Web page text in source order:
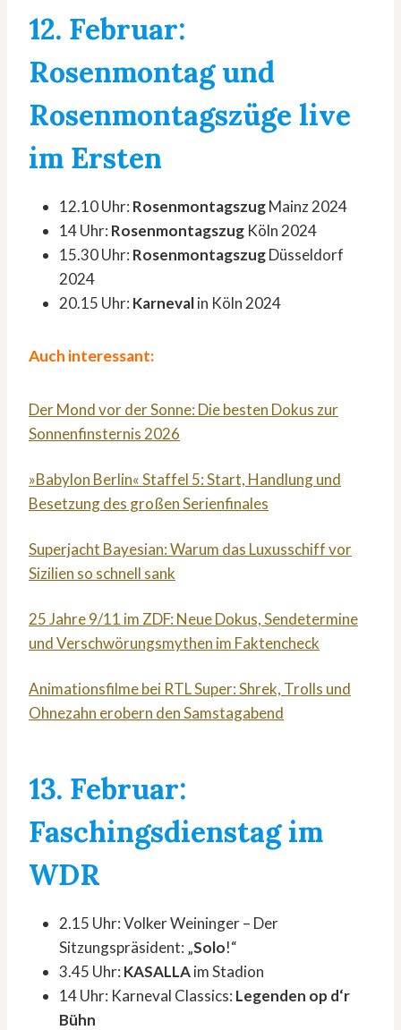
12. Februar:
Rosenmontag und
Rosenmontagszüge live
im Ersten
12.10 Uhr: RosenmontagszugMainz 2024
14 Uhr: Rosenmontagszug Köln 2024
15.30 Uhr: RosenmontagszugDüsseldorf
2024
20.15 Uhr: Karnevalin Köln 2024
Auch interessant:
Der Mond vor der Sonne: Die besten Dokus zur
Sonnenfinsternis 2026
»Babylon Berlin« Staffel 5: Start, Handlung und
Besetzung des großen Serienfinales
Superjacht Bayesian: Warum das Luxusschiff vor
Sizilien so schnell sank
25 Jahre 9/11 im ZDF: Neue Dokus, Sendetermine
und Verschwörungsmythen im Faktencheck
Animationsfilme bei RTL Super: Shrek, Trolls und
Ohnezahn erobern den Samstagabend
13. Februar:
Faschingsdienstag im
WDR
2.15 Uhr: Volker Weininger – Der
Sitzungspräsident: „Solo!“
3.45 Uhr: KASALLAim Stadion
14 Uhr: Karneval Classics: Legenden op d‘r
Bühn